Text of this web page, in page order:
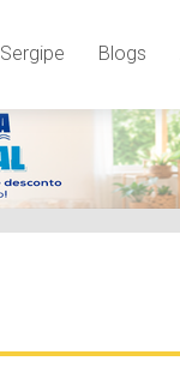
Sergipe Blogs